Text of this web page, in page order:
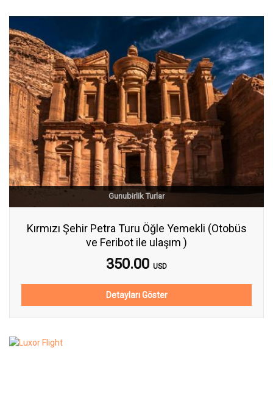
Gunubirlik Turlar
Kırmızı Şehir Petra Turu Öğle Yemekli (Otobüs
ve Feribot ile ulaşım )
350.00 USD
Detayları Göster